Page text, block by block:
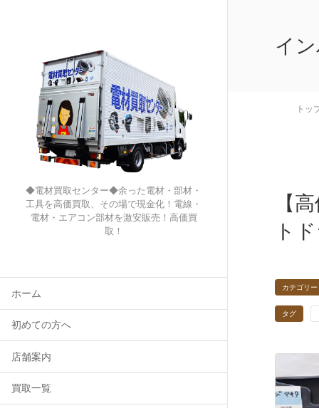
◆電材買取センター◆余った電材・部材・
工具を高価買取、その場で現金化！電線・
電材・エアコン部材を激安販売！高価買
取！
ホーム
初めての方へ
店舗案内
買取一覧
イ
トッ
【
ト
カテゴリー
タグ